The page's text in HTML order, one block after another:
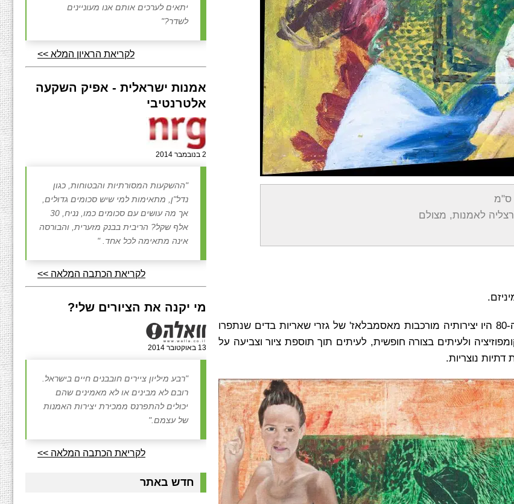
בשנים הראשונות לאחר עלייתה של לוי לארץ ועד תחילת שנות ה-80 היו יצירותיה מורכבות מאסמבלאז' של גזרי שאריות בדים שנתפרו
ולעיתים בצורה חופשית, לעיתים תוך תוספת ציור וצביעה על
נוצריות.
יתאים לערכים אותם אנו מעוניינים
לשדר?"
לקריאת הראיון המלא >>
אמנות ישראלית - אפיק השקעה
אלטרנטיבי
2 בנובמבר 2014
"ההשקעות המסורתיות והבטוחות, כגון
נדל"ן, מתאימות למי שיש סכומים גדולים,
אך מה עושים עם סכומים כמו, נניח, 30
אלף שקל? הריבית בבנק מזערית, והבורסה
אינה מתאימה לכל אחד. "
לקריאת הכתבה המלאה >>
מי יקנה את הציורים שלי?
13 באוקטובר 2014
"רבע מיליון ציירים חובבנים חיים בישראל.
רובם לא מבינים או לא מאמינים שהם
יכולים להתפרנס ממכירת יצירות האמנות
של עצמם."
לקריאת הכתבה המלאה >>
חדש באתר